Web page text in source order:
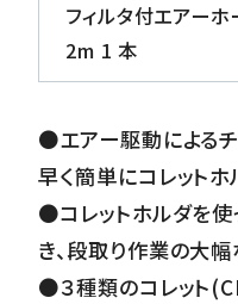
フィルタ付エアー
2m 1 本
●エアー駆動によるチ
早く簡単にコレット
●コレットホルダを使
き、段取り作業の大
●３種類のコレット